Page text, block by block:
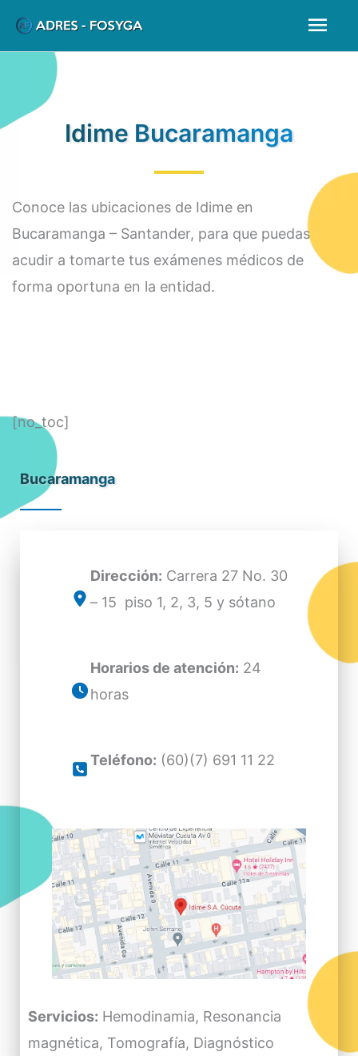
contenido
Idime Bucaramanga
Conoce las ubicaciones de Idime en
Bucaramanga – Santander, para que puedas
acudir a tomarte tus exámenes médicos de
forma oportuna en la entidad.
[no_toc]
Bucaramanga
Dirección: Carrera 27 No. 30
– 15 piso 1, 2, 3, 5 y sótano
Horarios de atención: 24
horas
Teléfono: (60)(7) 691 11 22
Servicios: Hemodinamia, Resonancia
magnética, Tomografía, Diagnóstico